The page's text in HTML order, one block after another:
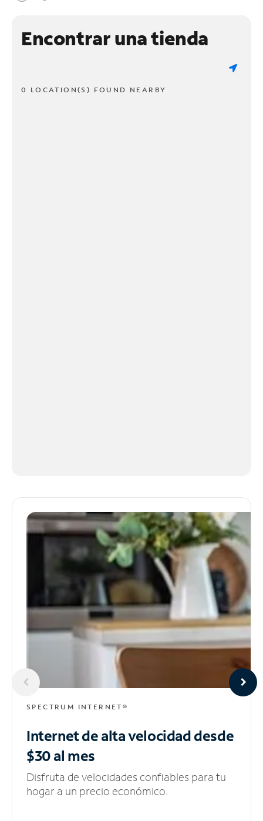
Encontrar una tienda
0 LOCATION(S) FOUND NEARBY
SPECTRUM INTERNET®
Internet de alta velocidaddesde
$30 al mes
Disfruta de velocidades confiables para tu
hogar a un precio económico.